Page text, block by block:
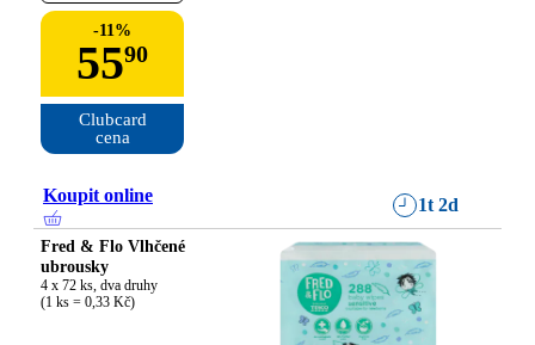
-11%
5590
Clubcard
cena
Koupit online 1t 2d
Fred & Flo Vlhčené
ubrousky
4 x 72 ks, dva druhy
(1 ks = 0,33 Kč)